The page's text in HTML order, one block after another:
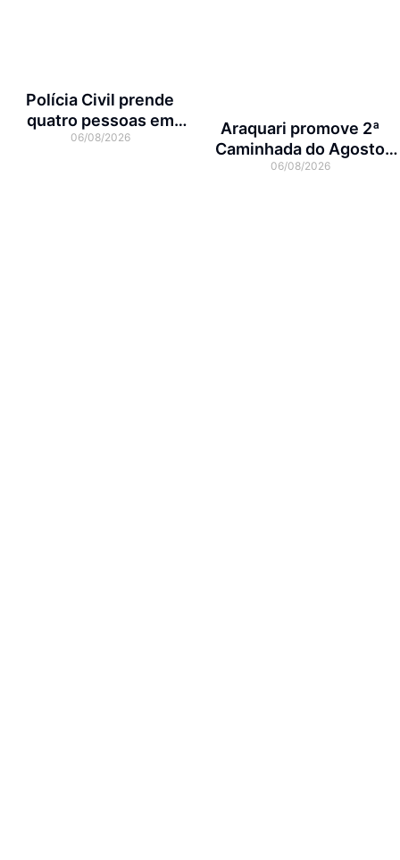
Polícia Civil prende
quatro pessoas em
operação contra tráfico
06/08/2026
Araquari promove 2ª
Caminhada do Agosto
Lilás no dia 7 de agosto
06/08/2026